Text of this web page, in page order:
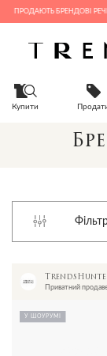
БРЕНДОВІ РЕЧІ
Купити
Приватний
У ШОУРУМІ